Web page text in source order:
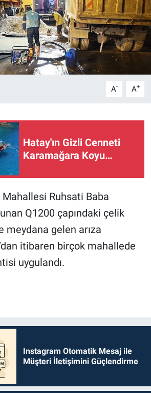
A- A+
Hatay'ın Gizli Cenneti
Karamağara Koyu…
Mahallesi Ruhsati Baba
Q1200 çapındaki çelik
meydana gelen arıza
itibaren birçok mahallede
uygulandı.
Instagram Otomatik Mesaj ile
Müşteri İletişimini Güçlendirme